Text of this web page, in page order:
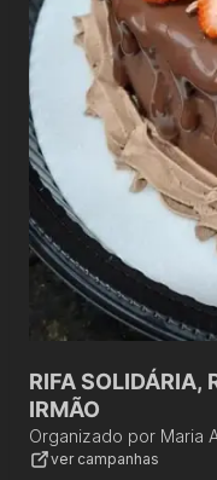
RIFA SOLIDÁRIA,
IRMÃO
Organizado por Maria
ver campanhas